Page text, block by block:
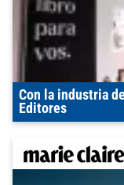
Con la industria
Editores